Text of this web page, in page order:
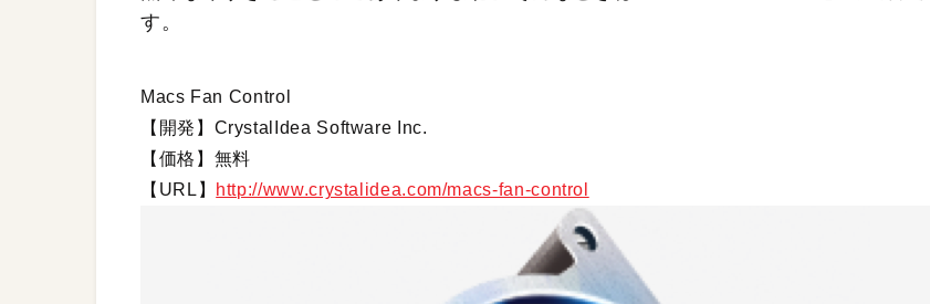
す。
Macs Fan Control
【開発】CrystalIdea Software Inc.
【価格】無料
【URL】
http://www.crystalidea.com/macs-fan-control